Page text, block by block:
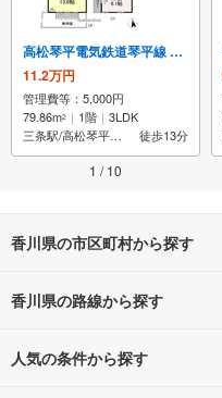
高松琴平電気鉄道琴平線 三条駅 地上2階建て 築12年
11.2万円
管理費等：5,000円
79.86m2 1階
3LDK
三条駅/高松琴平電気鉄道琴平線線
徒歩13分
1 / 10
香川県の市区町村から探す
香川県の路線から探す
人気の条件から探す